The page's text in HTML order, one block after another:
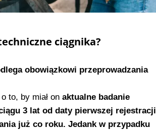
ciągnika?
obowiązkowi przeprowadzania
to, by miał on aktualne badanie
3 lat od daty pierwszej rejestracji
już co roku. Jedank w przypadku